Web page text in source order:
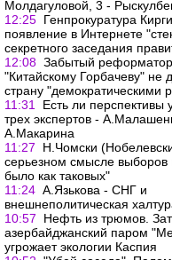
Молдагуловой, 3 -
12:25 Генпрокуратура
появление в Интернете
секретного заседания
12:08 Забытый
"Китайскому Горбачеву" не
страну
11:31
Есть ли
трех экспертов -
А.Макарина
11:27
Н.Чомски
серьезном смысле выборов
было как таковых"
11:24 А.Язькова - СНГ и
внешнеполитическая
10:57
Нефть из трюмов.
азербайджанский паром
угрожает экологии Каспия